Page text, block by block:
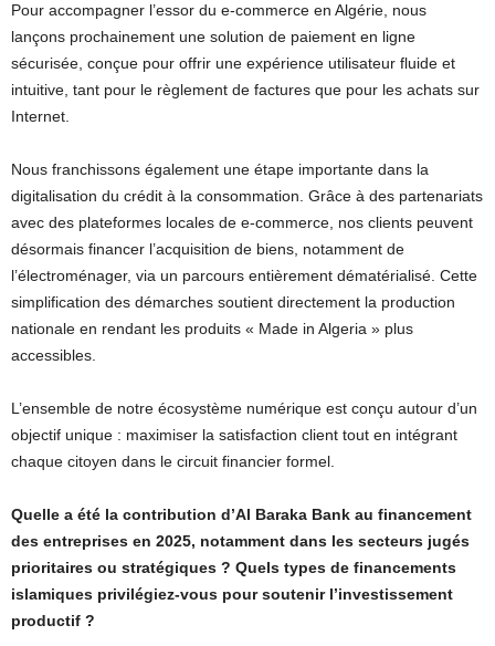
Pour accompagner l’essor du e-commerce en Algérie, nous
lançons prochainement une solution de paiement en ligne
sécurisée, conçue pour offrir une expérience utilisateur fluide et
intuitive, tant pour le règlement de factures que pour les achats sur
Internet.
Nous franchissons également une étape importante dans la
digitalisation du crédit à la consommation. Grâce à des partenariats
avec des plateformes locales de e-commerce, nos clients peuvent
désormais financer l’acquisition de biens, notamment de
l’électroménager, via un parcours entièrement dématérialisé. Cette
simplification des démarches soutient directement la production
nationale en rendant les produits « Made in Algeria » plus
accessibles.
L’ensemble de notre écosystème numérique est conçu autour d’un
objectif unique : maximiser la satisfaction client tout en intégrant
chaque citoyen dans le circuit financier formel.
Quelle a été la contribution d’Al Baraka Bank au financement
des entreprises en 2025, notamment dans les secteurs jugés
prioritaires ou stratégiques ? Quels types de financements
islamiques privilégiez-vous pour soutenir l’investissement
productif ?